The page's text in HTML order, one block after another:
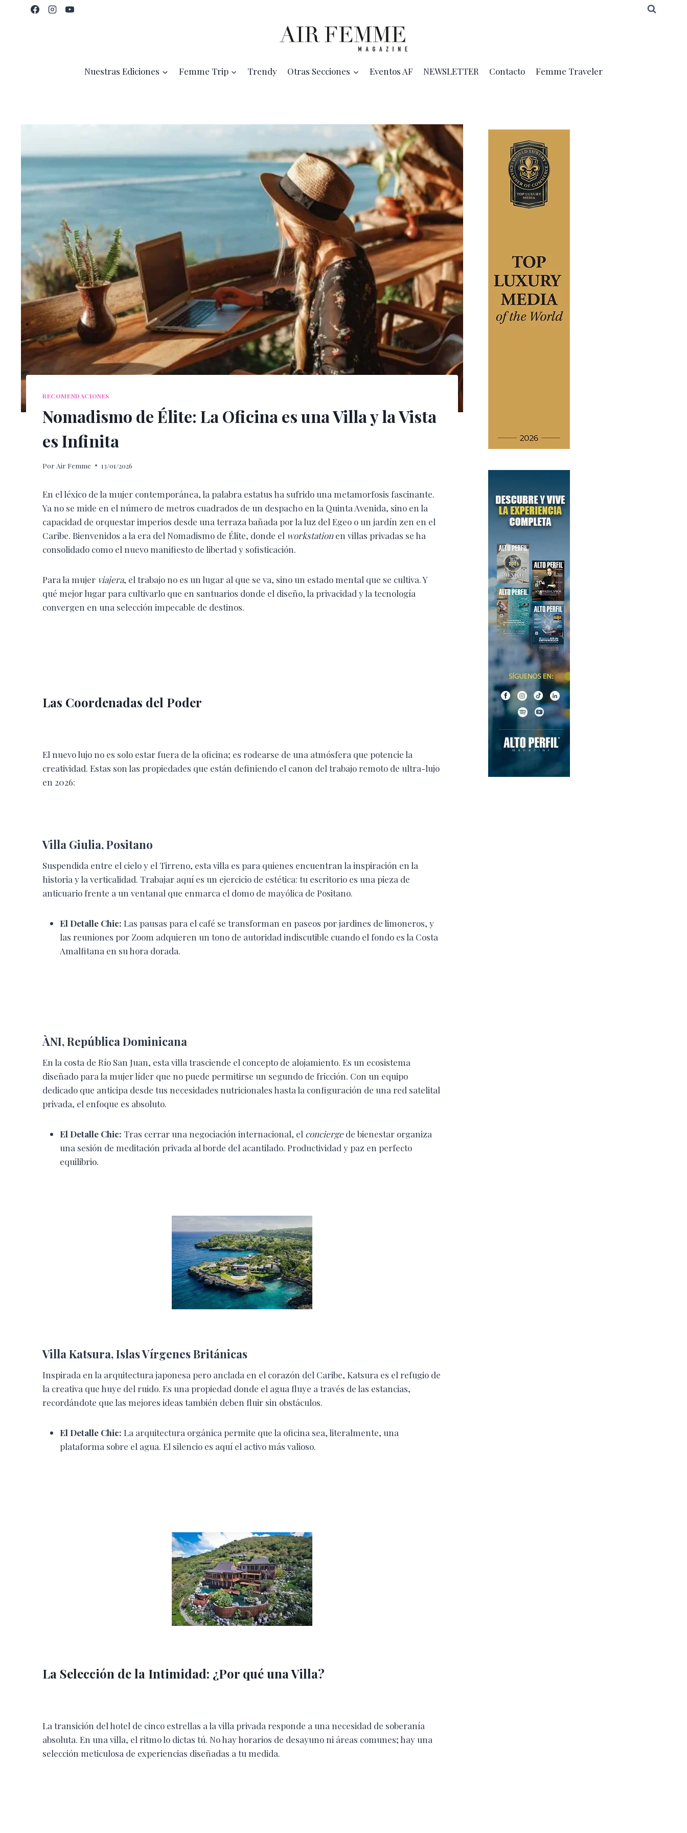
Nuestras Ediciones Femme Trip Trendy Otras Secciones Eventos AF NEWSLETTER Contacto Femme Traveler
RECOMENDACIONES
Nomadismo de Élite: La Oficina es una Villa y la Vista
es Infinita
Por Air Femme 13/01/2026
En el léxico de la mujer contemporánea, la palabra estatus ha sufrido una metamorfosis fascinante.
Ya no se mide en el número de metros cuadrados de un despacho en la Quinta Avenida, sino en la
capacidad de orquestar imperios desde una terraza bañada por la luz del Egeo o un jardín zen en el
Caribe. Bienvenidos a la era del Nomadismo de Élite, donde el workstationen villas privadas se ha
consolidado como el nuevo manifiesto de libertad y sofisticación.
Para la mujer viajera, el trabajo no es un lugar al que se va, sino un estado mental que se cultiva. Y
qué mejor lugar para cultivarlo que en santuarios donde el diseño, la privacidad y la tecnología
convergen en una selección impecable de destinos.
Las Coordenadas del Poder
El nuevo lujo no es solo estar fuera de la oficina; es rodearse de una atmósfera que potencie la
creatividad. Estas son las propiedades que están definiendo el canon del trabajo remoto de ultra-lujo
en 2026:
Villa Giulia, Positano
Suspendida entre el cielo y el Tirreno, esta villa es para quienes encuentran la inspiración en la
historia y la verticalidad. Trabajar aquí es un ejercicio de estética: tu escritorio es una pieza de
anticuario frente a un ventanal que enmarca el domo de mayólica de Positano.
El Detalle Chic: Las pausas para el café se transforman en paseos por jardines de limoneros, y
las reuniones por Zoom adquieren un tono de autoridad indiscutible cuando el fondo es la Costa
Amalfitana en su hora dorada.
ÀNI, República Dominicana
En la costa de Río San Juan, esta villa trasciende el concepto de alojamiento. Es un ecosistema
diseñado para la mujer líder que no puede permitirse un segundo de fricción. Con un equipo
dedicado que anticipa desde tus necesidades nutricionales hasta la configuración de una red satelital
privada, el enfoque es absoluto.
El Detalle Chic: Tras cerrar una negociación internacional, el conciergede bienestar organiza
una sesión de meditación privada al borde del acantilado. Productividad y paz en perfecto
equilibrio.
Villa Katsura, Islas Vírgenes Británicas
Inspirada en la arquitectura japonesa pero anclada en el corazón del Caribe, Katsura es el refugio de
la creativa que huye del ruido. Es una propiedad donde el agua fluye a través de las estancias,
recordándote que las mejores ideas también deben fluir sin obstáculos.
El Detalle Chic: La arquitectura orgánica permite que la oficina sea, literalmente, una
plataforma sobre el agua. El silencio es aquí el activo más valioso.
La Selección de la Intimidad: ¿Por qué una Villa?
La transición del hotel de cinco estrellas a la villa privada responde a una necesidad de soberanía
absoluta. En una villa, el ritmo lo dictas tú. No hay horarios de desayuno ni áreas comunes; hay una
selección meticulosa de experiencias diseñadas a tu medida.